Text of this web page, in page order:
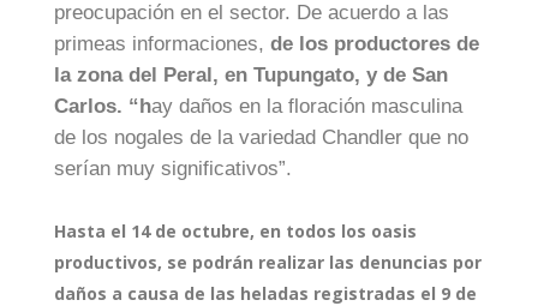
preocupación en el sector. De acuerdo a las
primeas informaciones, de los productores de
la zona del Peral, en Tupungato, y de San
Carlos. “hay daños en la floración masculina
de los nogales de la variedad Chandler que no
serían muy significativos”.
Hasta el 14 de octubre, en todos los oasis
productivos, se podrán realizar las denuncias por
daños a causa de las heladas registradas el 9 de